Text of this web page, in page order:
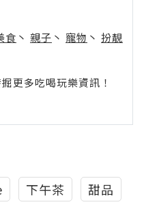
食 丶 親子 丶 寵物 丶 扮靚
更多吃喝玩樂資訊！
下午茶 甜品